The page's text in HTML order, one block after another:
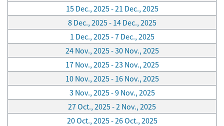
15 Dec., 2025 - 21 Dec., 2025
8 Dec., 2025 - 14 Dec., 2025
1 Dec., 2025 - 7 Dec., 2025
24 Nov., 2025 - 30 Nov., 2025
17 Nov., 2025 - 23 Nov., 2025
10 Nov., 2025 - 16 Nov., 2025
3 Nov., 2025 - 9 Nov., 2025
27 Oct., 2025 - 2 Nov., 2025
20 Oct., 2025 - 26 Oct., 2025